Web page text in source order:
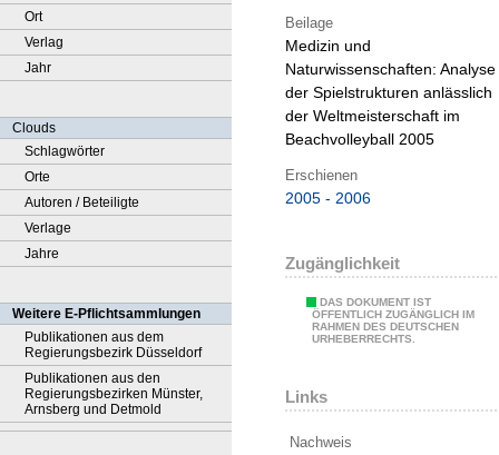
Ort
Verlag
Jahr
Clouds
Schlagwörter
Orte
Autoren / Beteiligte
Verlage
Jahre
Weitere E-Pflichtsammlungen
Publikationen aus dem
Regierungsbezirk Düsseldorf
Publikationen aus den
Regierungsbezirken Münster,
Arnsberg und Detmold
Beilage
Medizin und
Naturwissenschaften: Analyse
der Spielstrukturen anlässlich
der Weltmeisterschaft im
Beachvolleyball 2005
Erschienen
2005 - 2006
Zugänglichkeit
DAS DOKUMENT IST
ÖFFENTLICH ZUGÄNGLICH IM
RAHMEN DES DEUTSCHEN
URHEBERRECHTS.
Links
Nachweis